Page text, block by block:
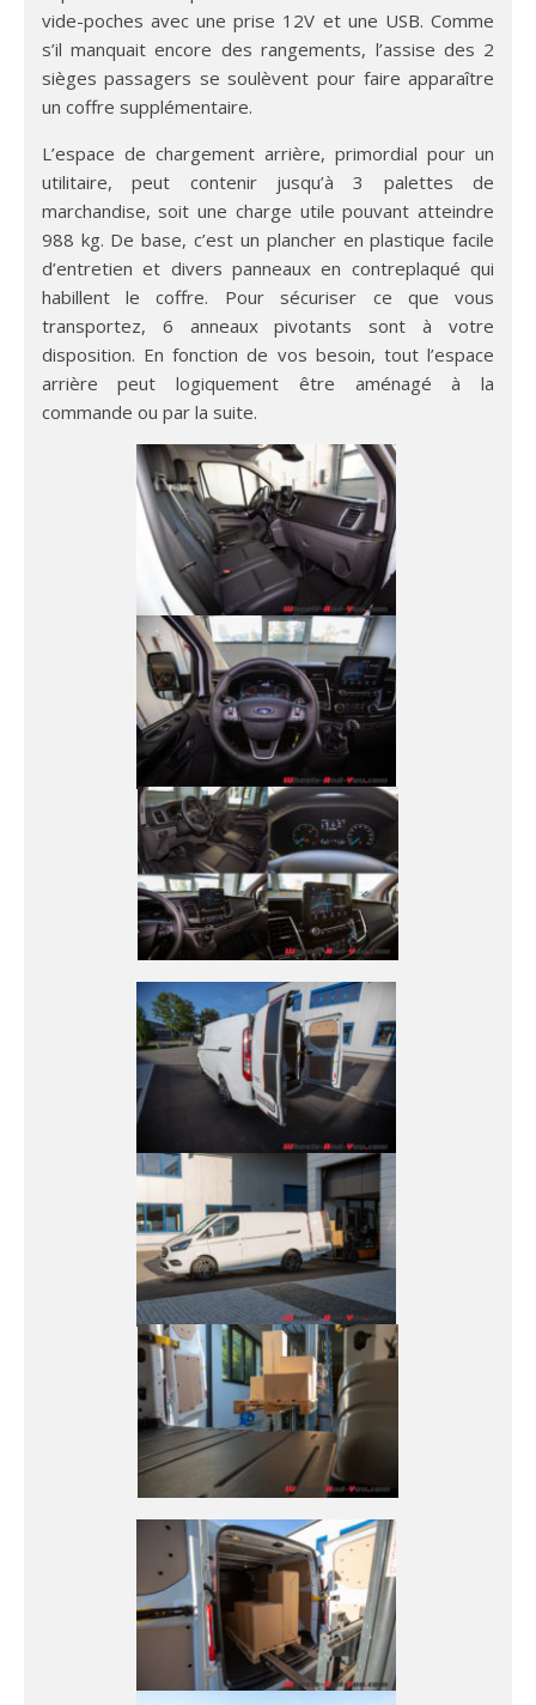
vide-poches avec une prise 12V et une USB. Comme
s’il manquait encore des rangements, l’assise des 2
sièges passagers se soulèvent pour faire apparaître
un coffre supplémentaire.
L’espace de chargement arrière, primordial pour un
utilitaire, peut contenir jusqu’à 3 palettes de
marchandise, soit une charge utile pouvant atteindre
988 kg. De base, c’est un plancher en plastique facile
d’entretien et divers panneaux en contreplaqué qui
habillent le coffre. Pour sécuriser ce que vous
transportez, 6 anneaux pivotants sont à votre
disposition. En fonction de vos besoin, tout l’espace
arrière peut logiquement être aménagé à la
commande ou par la suite.